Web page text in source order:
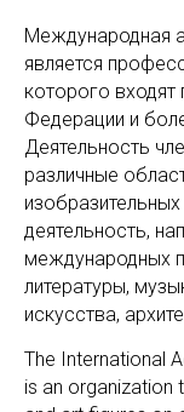
Международная
является
которого входят
Федерации и
Деятельность
различные
деятельность,
международных
литературы,
искусства,
The International
is an organization